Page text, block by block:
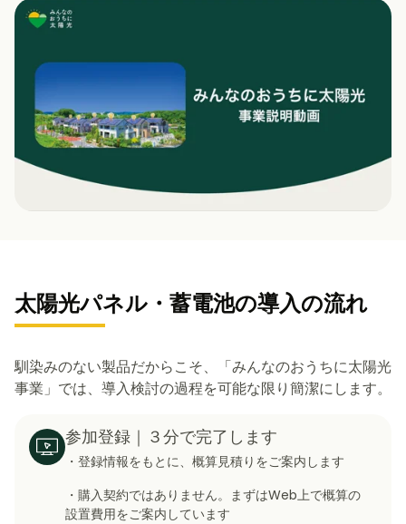
太陽光パネル・蓄電池の導入の流れ
馴染みのない製品だからこそ、「みんなのおうちに太陽光
事業」では、導入検討の過程を可能な限り簡潔にします。
参加登録｜３分で完了します
・登録情報をもとに、概算見積りをご案内します
・購入契約ではありません。まずはWeb上で概算の
設置費用をご案内しています